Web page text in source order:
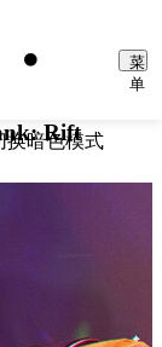
换暗色模式
菜
单
Rift